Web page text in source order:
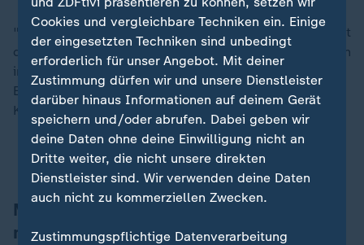
"Das eröffnet vielfältige Möglichkeiten und vereinfacht
die Zusammenarbeit - nicht nur bei einfachen Einsätzen
im Alltag, sondern gerade auch bei komplexen
Einsatzlagen, in Krisensituationen und in
Katastrophenfällen."
So sind Sie im Notfall gut vorbereitet
Mehrere Länder betroffen - manche
mehr, andere weniger
Cookies und vergleichbare Techniken ein. Einige
der eingesetzten Techniken sind unbedingt
erforderlich für unser Angebot. Mit deiner
Zustimmung dürfen wir und unsere Dienstleister
darüber hinaus Informationen auf deinem Gerät
speichern und/oder abrufen. Dabei geben wir
deine Daten ohne deine Einwilligung nicht an
Dritte weiter, die nicht unsere direkten
Dienstleister sind. Wir verwenden deine Daten
auch nicht zu kommerziellen Zwecken.
Zustimmungspflichtige Datenverarbeitung